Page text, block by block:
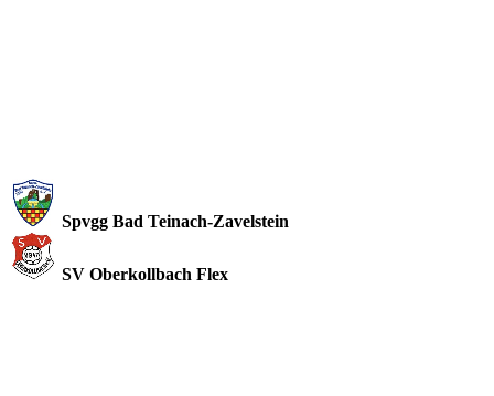
Spvgg Bad Teinach-Zavelstein
SV Oberkollbach Flex